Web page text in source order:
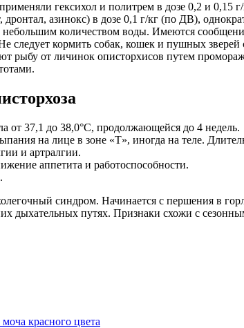
гексихол и политрем в дозе 0,2 и
дронтал, азинокс) в дозе 0,1 г/кг (по ДВ),
количеством воды. Имеются
следует кормить собак, кошек и пушных
рыбу от личинок описторхисов путем
от 37,1 до 38,0°C, продолжающейся до 4 недель.
на лице в зоне «Т», иногда на теле.
и артралгии.
аппетита и работоспособности.
синдром. Начинается с першения в
дыхательных путях. Признаки схожи с
красного цвета